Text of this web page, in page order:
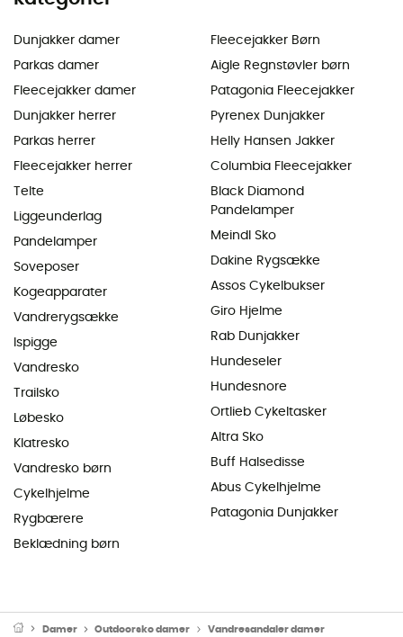
Dunjakker damer
Parkas damer
Fleecejakker damer
Dunjakker herrer
Parkas herrer
Fleecejakker herrer
Telte
Liggeunderlag
Pandelamper
Soveposer
Kogeapparater
Vandrerygsække
Ispigge
Vandresko
Trailsko
Løbesko
Klatresko
Vandresko børn
Cykelhjelme
Rygbærere
Beklædning børn
Fleecejakker Børn
Aigle Regnstøvler børn
Patagonia Fleecejakker
Pyrenex Dunjakker
Helly Hansen Jakker
Columbia Fleecejakker
Black Diamond
Pandelamper
Meindl Sko
Dakine Rygsække
Assos Cykelbukser
Giro Hjelme
Rab Dunjakker
Hundeseler
Hundesnore
Ortlieb Cykeltasker
Altra Sko
Buff Halsedisse
Abus Cykelhjelme
Patagonia Dunjakker
Damer Outdoorsko damer Vandresandaler damer